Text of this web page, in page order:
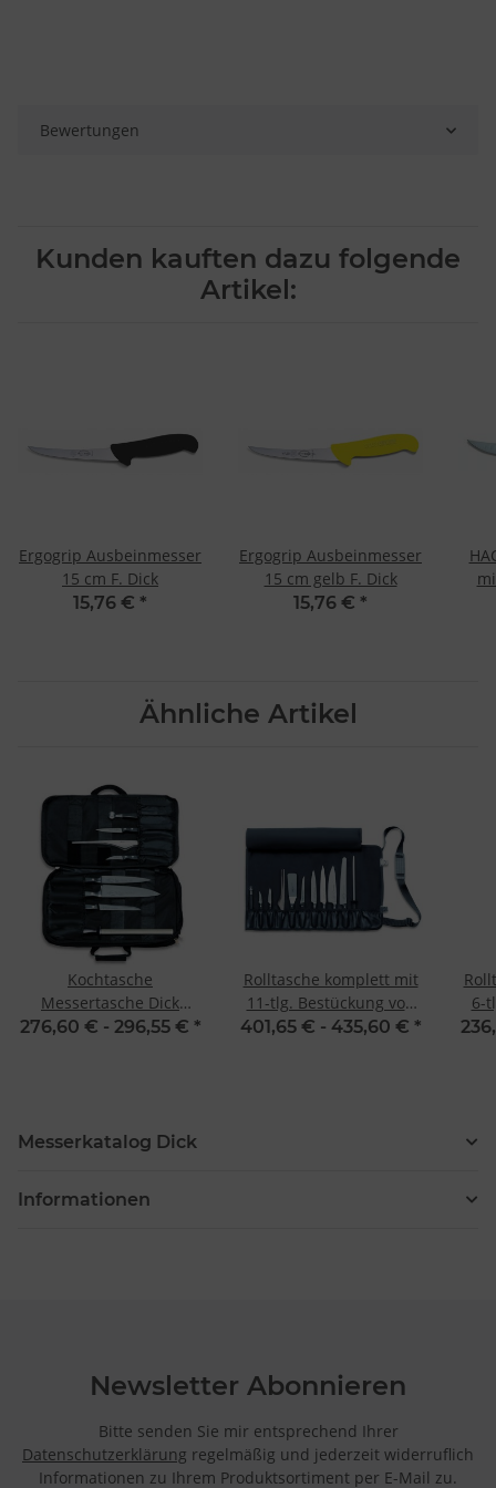
Bewertungen
Kunden kauften dazu folgende
Artikel:
Ergogrip Ausbeinmesser
15 cm F. Dick
15,76 € *
Ergogrip Ausbeinmesser
15 cm gelb F. Dick
15,76 € *
Ähnliche Artikel
Kochtasche
Messertasche Dick
Culinary Bag 8-teilig
276,60 € - 296,55 € *
Rolltasche komplett mit
11-tlg. Bestückung von
Dick
401,65 € - 435,60 € *
6-
Messerkatalog Dick
Informationen
Newsletter Abonnieren
Bitte senden Sie mir entsprechend Ihrer
Datenschutzerklärung regelmäßig und jederzeit widerruflich
Informationen zu Ihrem Produktsortiment per E-Mail zu.